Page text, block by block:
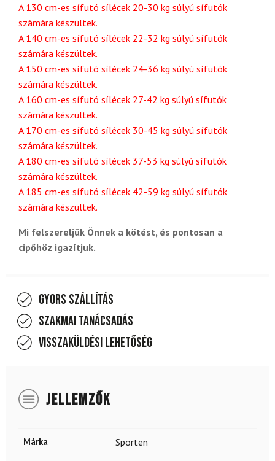
A 130 cm-es sífutó sílécek 20-30 kg súlyú sífutók
számára készültek.
A 140 cm-es sífutó sílécek 22-32 kg súlyú sífutók
számára készültek.
A 150 cm-es sífutó sílécek 24-36 kg súlyú sífutók
számára készültek.
A 160 cm-es sífutó sílécek 27-42 kg súlyú sífutók
számára készültek.
A 170 cm-es sífutó sílécek 30-45 kg súlyú sífutók
számára készültek.
A 180 cm-es sífutó sílécek 37-53 kg súlyú sífutók
számára készültek.
A 185 cm-es sífutó sílécek 42-59 kg súlyú sífutók
számára készültek.
Mi felszereljük Önnek a kötést, és pontosan a
cipőhöz igazítjuk.
Gyors szállítás
Szakmai tanácsadás
Visszaküldési lehetőség
JELLEMZŐK
Márka Sporten